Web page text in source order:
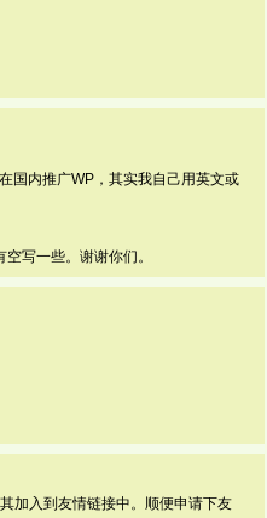
国内推广WP，其实我自己用英文或
写一些。谢谢你们。
加入到友情链接中。顺便申请下友